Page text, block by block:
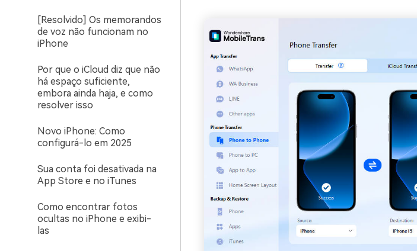
[Resolvido] Os memorandos
de voz não funcionam no
iPhone
Por que o iCloud diz que não
há espaço suficiente,
embora ainda haja, e como
resolver isso
Novo iPhone: Como
configurá-lo em 2025
Sua conta foi desativada na
App Store e no iTunes
Como encontrar fotos
ocultas no iPhone e exibi-
las